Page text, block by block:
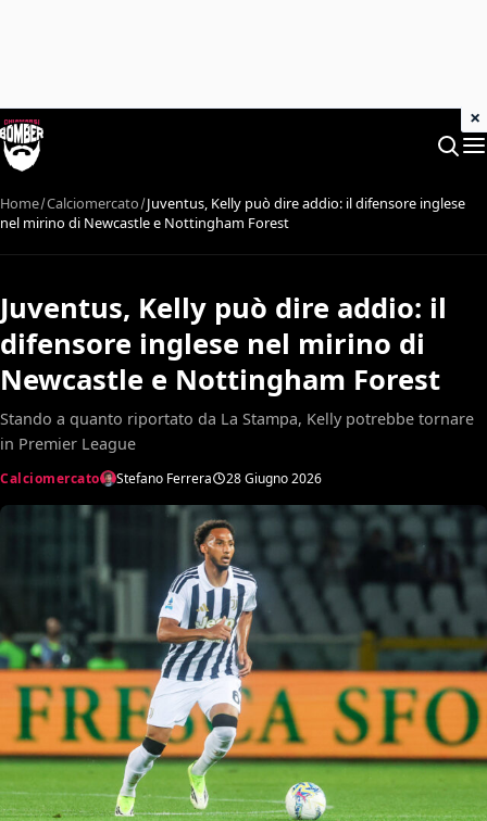
Home Calciomercato Juventus, Kelly può dire addio: il difensore inglese
nel mirino di Newcastle e Nottingham Forest
Juventus, Kelly può dire addio: il
difensore inglese nel mirino di
Newcastle e Nottingham Forest
Stando a quanto riportato da La Stampa, Kelly potrebbe tornare
in Premier League
Calciomercato Stefano Ferrera 28 Giugno 2026
×